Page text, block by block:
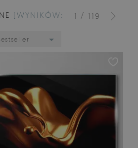
1 / 119
[WYNIKÓW: